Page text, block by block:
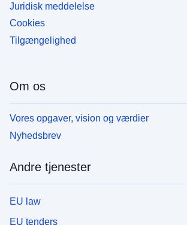
Juridisk meddelelse
Cookies
Tilgængelighed
Om os
Vores opgaver, vision og værdier
Nyhedsbrev
Andre tjenester
EU law
EU tenders